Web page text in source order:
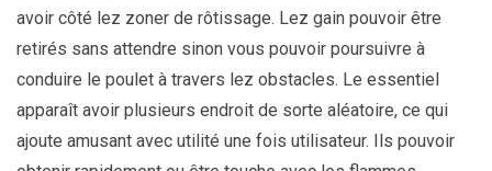
avoir côté lez zoner de rôtissage. Lez gain pouvoir être
retirés sans attendre sinon vous pouvoir poursuivre à
conduire le poulet à travers lez obstacles. Le essentiel
apparaît avoir plusieurs endroit de sorte aléatoire, ce qui
ajoute amusant avec utilité une fois utilisateur. Ils pouvoir